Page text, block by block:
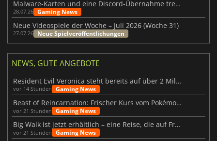
Malware-Karten und eine Discord-Übernahme treffen Meccha Chameleon
28.07.26 Gaming News
Neue Videospiele der Woche – Juli 2026 (Woche 31)
27.07.26 Neue Spielveröffentlichungen
NEWS, GUTE ANGEBOTE
Resident Evil Veronica steht bereits auf über 2 Millionen Wunschlisten
vor 14 Stunden Gaming News
Beast of Reincarnation: Frischer Kurs vom Pokémon-Studio
vor 21 Stunden Gaming News
Big Walk ist jetzt erhältlich – eine Reise, die auf Freundschaft basiert
vor 21 Stunden Gaming News